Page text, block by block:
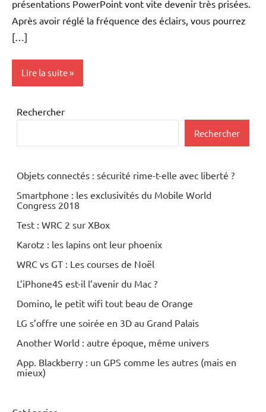
présentations PowerPoint vont vite devenir très prisées.
Après avoir réglé la fréquence des éclairs, vous pourrez
[…]
Lire la suite
Inclassables
Rechercher
Rechercher
Objets connectés : sécurité rime-t-elle avec liberté ?
Smartphone : les exclusivités du Mobile World
Congress 2018
Test : WRC 2 sur XBox
Karotz : les lapins ont leur phoenix
WRC vs GT : Les courses de Noël
L’iPhone4S est-il l’avenir du Mac ?
Domino, le petit wifi tout beau de Orange
LG s’offre une soirée en 3D au Grand Palais
Another World : autre époque, même univers
App. Blackberry : un GPS comme les autres (mais en
mieux)